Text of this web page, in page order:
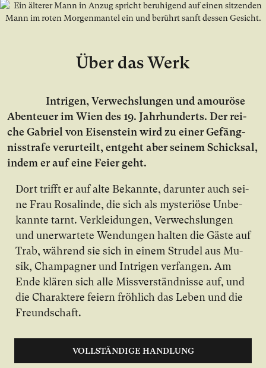
Über das Werk
In­tri­gen, Ver­wechs­lun­gen und amou­rö­se
Aben­teu­er im Wien des 19. Jahr­hun­derts. Der rei­
che Gabriel von Eisenstein wird zu ei­ner Ge­fäng­
nis­stra­fe ver­ur­teilt, ent­geht aber sei­nem Schick­sal,
in­dem er auf ei­ne Fei­er geht.
Dort trifft er auf al­te Be­kann­te, dar­un­ter auch sei­
ne Frau Ro­sa­lin­de, die sich als mys­te­riö­se Un­be­
kann­te tarnt. Ver­klei­dun­gen, Ver­wechs­lun­gen
und un­er­war­te­te Wen­dun­gen hal­ten die Gäs­te auf
Trab, wäh­rend sie sich in ei­nem Stru­del aus Mu­
sik, Cham­pa­gner und In­tri­gen ver­fan­gen. Am
En­de klä­ren sich al­le Miss­ver­ständ­nis­se auf, und
die Cha­rak­te­re fei­ern fröh­lich das Le­ben und die
Freund­schaft.
VOLLSTÄNDIGE HANDLUNG